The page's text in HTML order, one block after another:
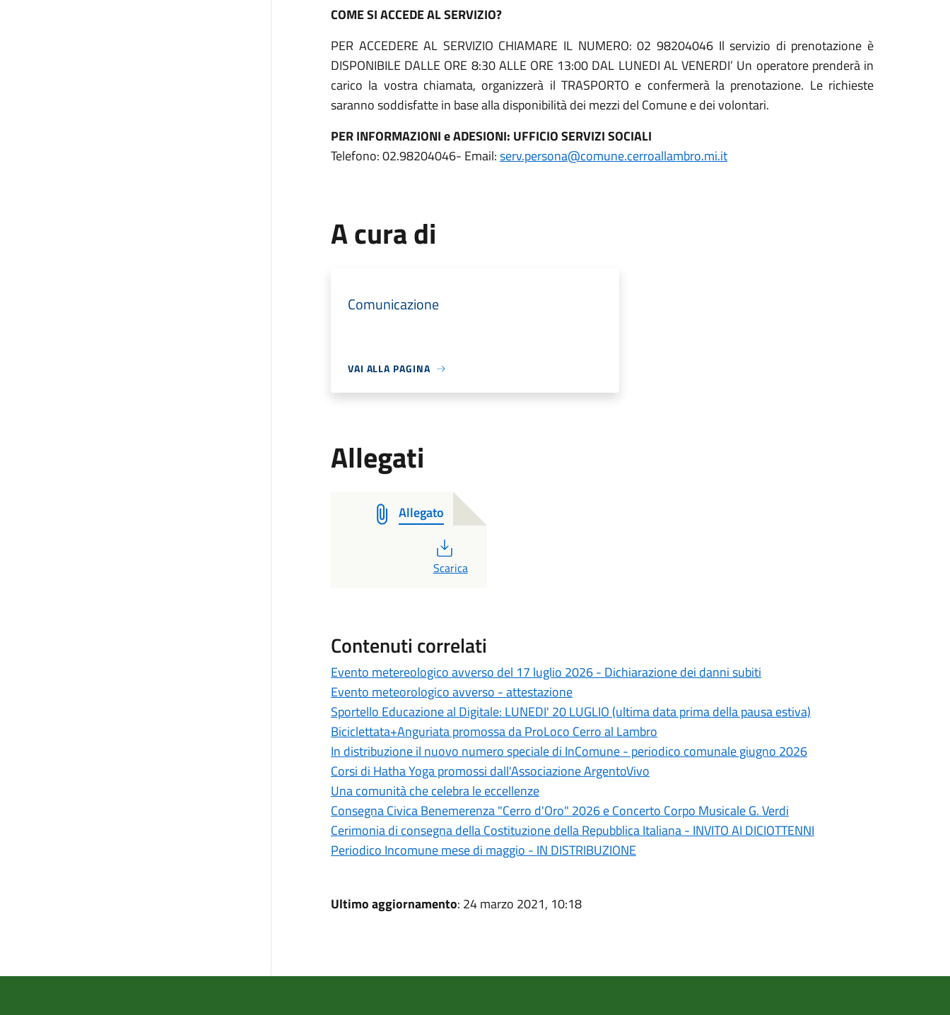
COME SI ACCEDE AL SERVIZIO?
PER ACCEDERE AL SERVIZIO CHIAMARE IL NUMERO: 02 98204046 Il servizio di prenotazione è
DISPONIBILE DALLE ORE 8:30 ALLE ORE 13:00 DAL LUNEDI AL VENERDI’ Un operatore prenderà in
carico la vostra chiamata, organizzerà il TRASPORTO e confermerà la prenotazione. Le richieste
saranno soddisfatte in base alla disponibilità dei mezzi del Comune e dei volontari.
PER INFORMAZIONI e ADESIONI: UFFICIO SERVIZI SOCIALI
Telefono: 02.98204046- Email:serv.persona@comune.cerroallambro.mi.it
A cura di
Comunicazione
VAI ALLA PAGINA
Allegati
Allegato
PDF
Scarica
Contenuti correlati
Evento metereologico avverso del 17 luglio 2026 - Dichiarazione dei danni subiti
Evento meteorologico avverso - attestazione
Sportello Educazione al Digitale: LUNEDI' 20 LUGLIO (ultima data prima della pausa estiva)
Biciclettata+Anguriata promossa da ProLoco Cerro al Lambro
In distribuzione il nuovo numero speciale di InComune - periodico comunale giugno 2026
Corsi di Hatha Yoga promossi dall'Associazione ArgentoVivo
Una comunità che celebra le eccellenze
Consegna Civica Benemerenza "Cerro d'Oro" 2026 e Concerto Corpo Musicale G. Verdi
Cerimonia di consegna della Costituzione della Repubblica Italiana - INVITO AI DICIOTTENNI
Periodico Incomune mese di maggio - IN DISTRIBUZIONE
Ultimo aggiornamento: 24 marzo 2021, 10:18